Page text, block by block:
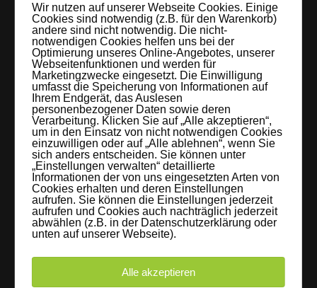
entspannter Loftatmosphäre realisieren. Alles da, was man
braucht: Technik, Platz, Couch und Kaffee. Folgt uns!
Letzte Beiträge
60 Jahre WG UNITAS eG [Scholz & Heinz]
9. Oktober 2017
FLAMINGOCAT Premium Collection [Susann
Jehnichen]
Es regnet im Studio [Sons Of Motion]
Wir nutzen auf unserer Webseite Cookies. Einige
Cookies sind notwendig (z.B. für den Warenkorb)
andere sind nicht notwendig. Die nicht-
notwendigen Cookies helfen uns bei der
Optimierung unseres Online-Angebotes, unserer
Webseitenfunktionen und werden für
Marketingzwecke eingesetzt. Die Einwilligung
umfasst die Speicherung von Informationen auf
Ihrem Endgerät, das Auslesen
personenbezogener Daten sowie deren
Verarbeitung. Klicken Sie auf „Alle akzeptieren“,
um in den Einsatz von nicht notwendigen Cookies
einzuwilligen oder auf „Alle ablehnen“, wenn Sie
sich anders entscheiden. Sie können unter
„Einstellungen verwalten“ detaillierte
Informationen der von uns eingesetzten Arten von
Cookies erhalten und deren Einstellungen
aufrufen. Sie können die Einstellungen jederzeit
aufrufen und Cookies auch nachträglich jederzeit
abwählen (z.B. in der Datenschutzerklärung oder
unten auf unserer Webseite).
Alle akzeptieren